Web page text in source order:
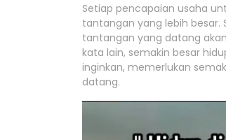
Setiap pencapaian usaha
tantangan yang lebih besar.
tantangan yang datang
kata lain, semakin besar
inginkan, memerlukan
datang.